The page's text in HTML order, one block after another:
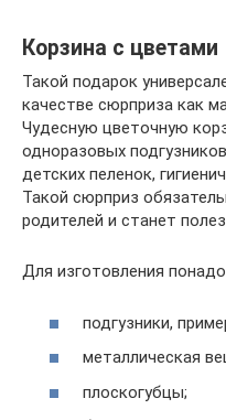
Корзина с цветами
Такой подарок
качестве сюрприза как
Чудесную цветочную
одноразовых
детских пеленок,
Такой сюрприз
родителей и станет
Для изготовления
подгузники,
металлическая
плоскогубцы;